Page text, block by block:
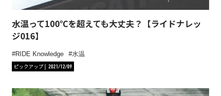
水温って100℃を超えても大丈夫？【ライドナレッ
ジ016】
RIDE Knowledge
水温
ピックアップ
2021/12/09